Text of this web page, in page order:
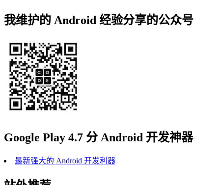
我维护的 Android 经验分享的公众号
Google Play 4.7 分 Android 开发神器
最新强大的 Android 开发利器